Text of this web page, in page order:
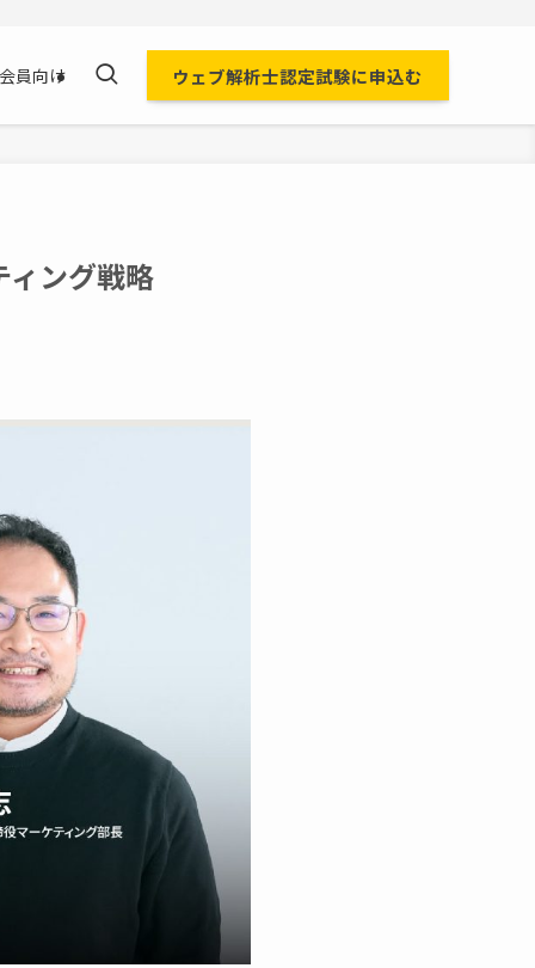
会員向け ウェブ解析士認定試験に申込む
ィング戦略